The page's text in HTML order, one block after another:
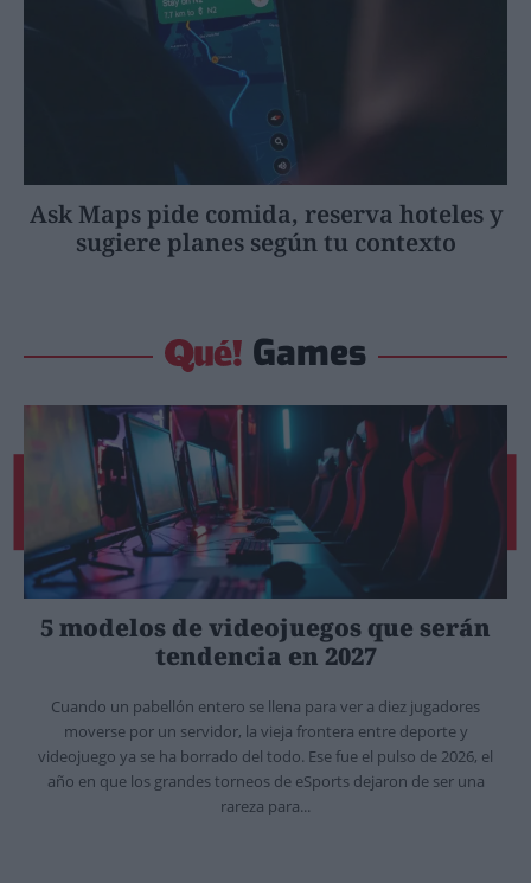
Ask Maps pide comida, reserva hoteles y
sugiere planes según tu contexto
Games
5 modelos de videojuegos que serán
tendencia en 2027
Cuando un pabellón entero se llena para ver a diez jugadores
moverse por un servidor, la vieja frontera entre deporte y
videojuego ya se ha borrado del todo. Ese fue el pulso de 2026, el
año en que los grandes torneos de eSports dejaron de ser una
rareza para...